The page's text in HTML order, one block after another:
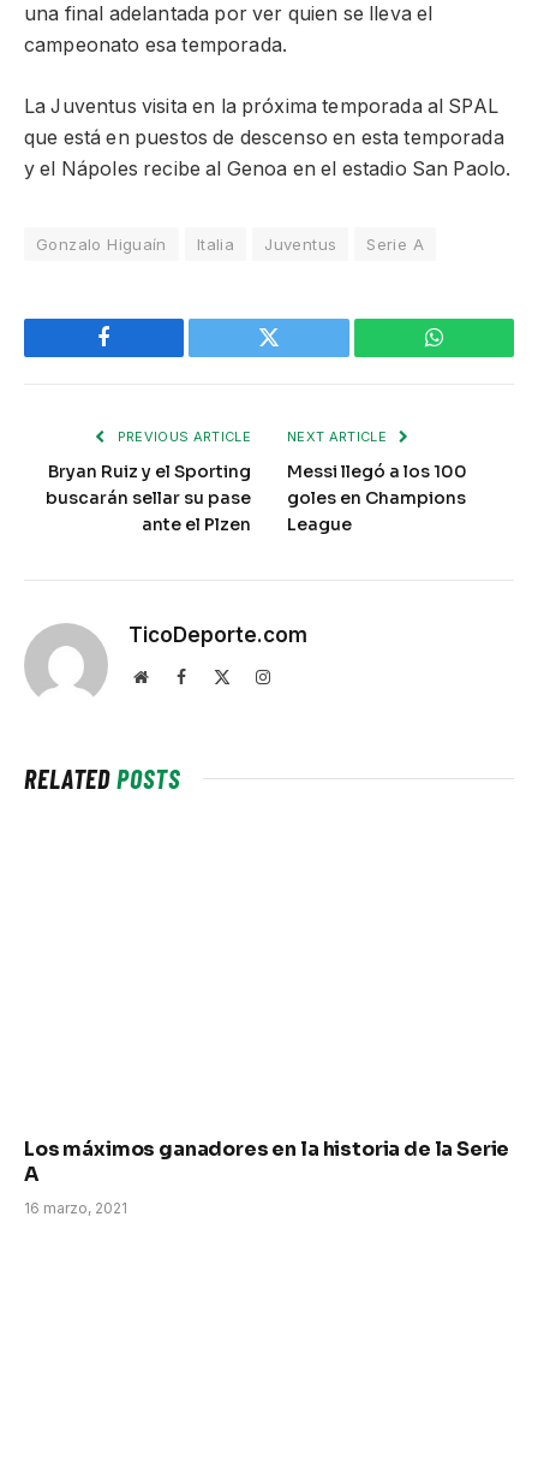
una final adelantada por ver quien se lleva el
campeonato esa temporada.
La Juventus visita en la próxima temporada al SPAL
que está en puestos de descenso en esta temporada
y el Nápoles recibe al Genoa en el estadio San Paolo.
Gonzalo Higuaín Italia Juventus Serie A
Facebook Twitter WhatsApp
PREVIOUS ARTICLE
Bryan Ruiz y el Sporting
buscarán sellar su pase
ante el Plzen
NEXT ARTICLE
Messi llegó a los 100
goles en Champions
League
TicoDeporte.com
WebsiteFacebook Instagram
RELATEDPOSTS
Los máximos ganadores en la historia de la Serie
A
16 marzo, 2021